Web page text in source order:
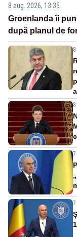
8 aug. 2026, 13:35
Groenlanda îi
după planul de
7
7